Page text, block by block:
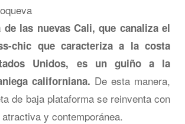
de las nuevas Cali, que canaliza el
chic que caracteriza a la costa
Unidos, es un guiño a la
californiana. De esta manera,
de baja plataforma se reinventa con
y contemporánea.